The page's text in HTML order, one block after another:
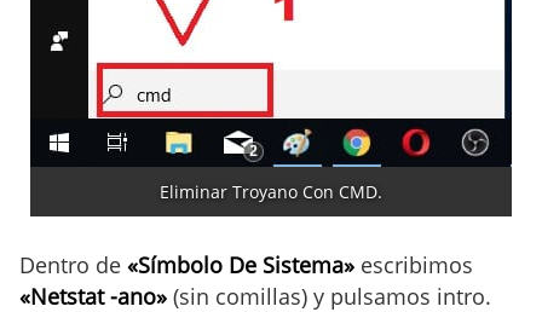
Eliminar Troyano Con CMD.
Dentro de «Símbolo De Sistema» escribimos
«Netstat -ano» (sin comillas) y pulsamos intro.